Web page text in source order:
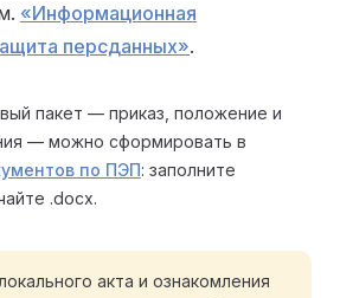
«Информационная
персданных».
пакет — приказ, положение и
— можно сформировать в
по ПЭП: заполните
.docx.
акта и ознакомления